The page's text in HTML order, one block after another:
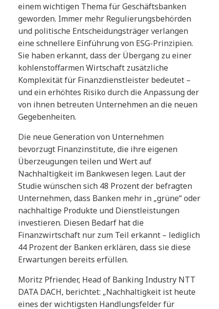
einem wichtigen Thema für Geschäftsbanken
geworden. Immer mehr Regulierungsbehörden
und politische Entscheidungsträger verlangen
eine schnellere Einführung von ESG-Prinzipien.
Sie haben erkannt, dass der Übergang zu einer
kohlenstoffarmen Wirtschaft zusätzliche
Komplexität für Finanzdienstleister bedeutet –
und ein erhöhtes Risiko durch die Anpassung der
von ihnen betreuten Unternehmen an die neuen
Gegebenheiten.
Die neue Generation von Unternehmen
bevorzugt Finanzinstitute, die ihre eigenen
Überzeugungen teilen und Wert auf
Nachhaltigkeit im Bankwesen legen. Laut der
Studie wünschen sich 48 Prozent der befragten
Unternehmen, dass Banken mehr in „grüne“ oder
nachhaltige Produkte und Dienstleistungen
investieren. Diesen Bedarf hat die
Finanzwirtschaft nur zum Teil erkannt – lediglich
44 Prozent der Banken erklären, dass sie diese
Erwartungen bereits erfüllen.
Moritz Pfriender, Head of Banking Industry NTT
DATA DACH, berichtet: „Nachhaltigkeit ist heute
eines der wichtigsten Handlungsfelder für